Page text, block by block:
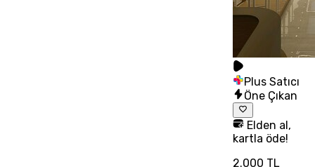
Plus Satıcı
Öne Çıkan
Elden al,
kartla öde!
2.000 TL